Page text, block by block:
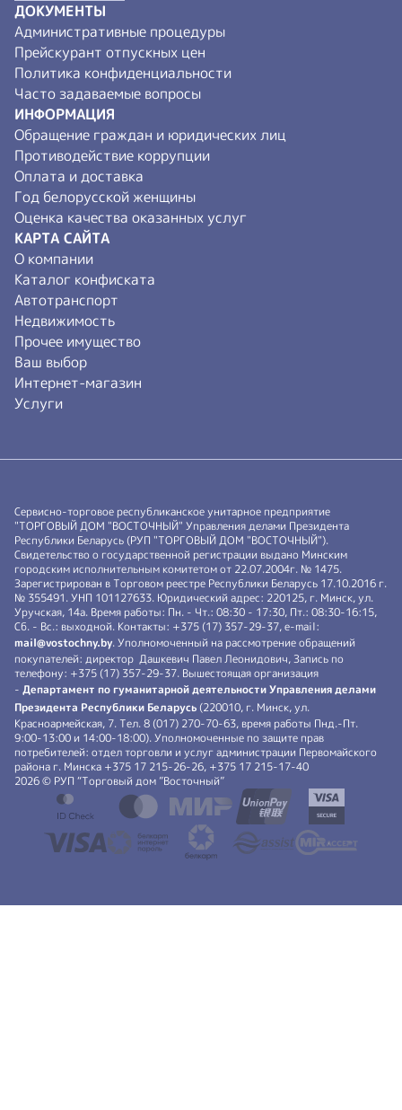
ДОКУМЕНТЫ
Административные процедуры
Прейскурант отпускных цен
Политика конфиденциальности
Часто задаваемые вопросы
ИНФОРМАЦИЯ
Обращение граждан и юридических лиц
Противодействие коррупции
Оплата и доставка
Год белорусской женщины
Оценка качества оказанных услуг
КАРТА САЙТА
О компании
Каталог конфиската
Автотранспорт
Недвижимость
Прочее имущество
Ваш выбор
Интернет-магазин
Услуги
Сервисно-торговое республиканское унитарное предприятие
"ТОРГОВЫЙ ДОМ "ВОСТОЧНЫЙ" Управления делами Президента
Республики Беларусь (РУП "ТОРГОВЫЙ ДОМ "ВОСТОЧНЫЙ").
Свидетельство о государственной регистрации выдано Минским
городским исполнительным комитетом от 22.07.2004г. № 1475.
Зарегистрирован в Торговом реестре Республики Беларусь 17.10.2016 г.
№ 355491. УНП 101127633. Юридический адрес: 220125, г. Минск, ул.
Уручская, 14а. Время работы: Пн. - Чт.: 08:30 - 17:30, Пт.: 08:30-16:15,
Сб. - Вс.: выходной. Контакты: +375 (17) 357-29-37, e-mail:
mail@vostochny.by. Уполномоченный на рассмотрение обращений
покупателей: директор Дашкевич Павел Леонидович, Запись по
телефону: +375 (17) 357-29-37. Вышестоящая организация
- Департамент по гуманитарной деятельности Управления делами
Президента Республики Беларусь (220010, г. Минск, ул.
Красноармейская, 7. Тел. 8 (017) 270-70-63, время работы Пнд.-Пт.
9:00-13:00 и 14:00-18:00). Уполномоченные по защите прав
потребителей: отдел торговли и услуг администрации Первомайского
района г. Минска +375 17 215-26-26, +375 17 215-17-40
2026 © РУП “Торговый дом ”Восточный”